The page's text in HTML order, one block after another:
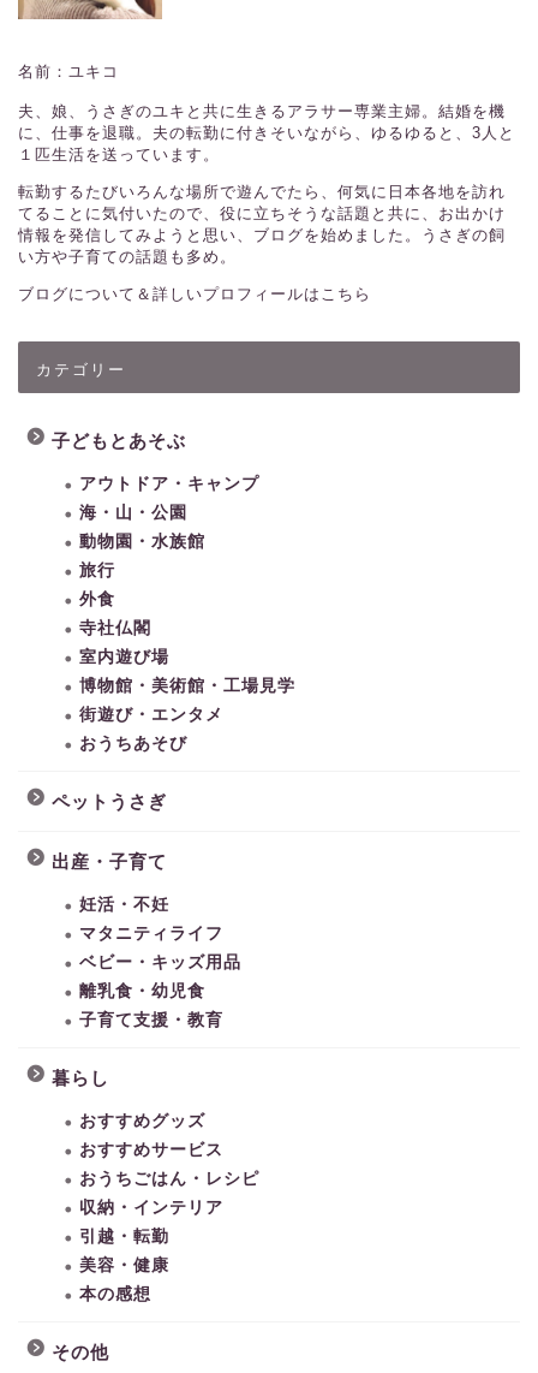
名前：ユキコ
夫、娘、うさぎのユキと共に生きるアラサー専業主婦。結婚を機
に、仕事を退職。夫の転勤に付きそいながら、ゆるゆると、3人と
１匹生活を送っています。
転勤するたびいろんな場所で遊んでたら、何気に日本各地を訪れ
てることに気付いたので、役に立ちそうな話題と共に、お出かけ
情報を発信してみようと思い、ブログを始めました。うさぎの飼
い方や子育ての話題も多め。
ブログについて＆詳しいプロフィールはこちら
カテゴリー
子どもとあそぶ
アウトドア・キャンプ
海・山・公園
動物園・水族館
旅行
外食
寺社仏閣
室内遊び場
博物館・美術館・工場見学
街遊び・エンタメ
おうちあそび
ペットうさぎ
出産・子育て
妊活・不妊
マタニティライフ
ベビー・キッズ用品
離乳食・幼児食
子育て支援・教育
暮らし
おすすめグッズ
おすすめサービス
おうちごはん・レシピ
収納・インテリア
引越・転勤
美容・健康
本の感想
その他